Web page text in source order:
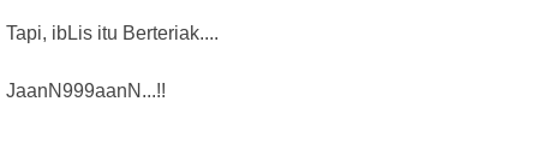
Tapi, ibLis itu Berteriak....
JaanN999aanN...!!